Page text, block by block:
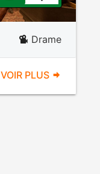
Drame
VOIR PLUS